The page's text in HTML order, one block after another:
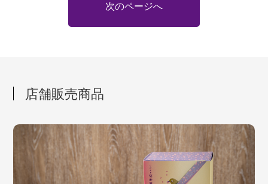
次のページへ
店舗販売商品